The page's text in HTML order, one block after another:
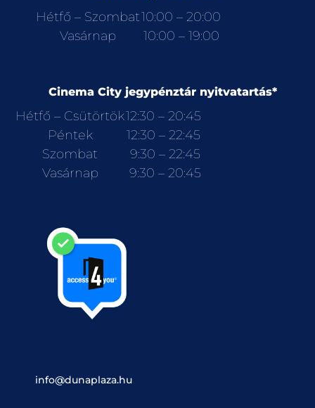
Hétfő – Szombat10:00 – 20:00
Vasárnap
10:00 – 19:00
Cinema City jegypénztár nyitvatartás*
Hétfő – Csütörtök12:30 – 20:45
Péntek
12:30 – 22:45
Szombat
9:30 – 22:45
Vasárnap
9:30 – 20:45
info@dunaplaza.hu